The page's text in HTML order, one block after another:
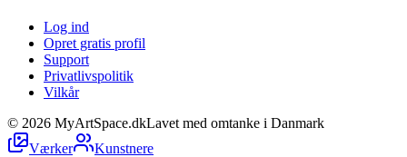
Log ind
Opret gratis profil
Support
Privatlivspolitik
Vilkår
© 2026 MyArtSpace.dkLavet med omtanke i Danmark
Værker
Kunstnere